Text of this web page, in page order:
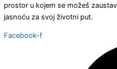
prostor u kojem se možeš
jasnoću za svoj životni put.
Facebook-f